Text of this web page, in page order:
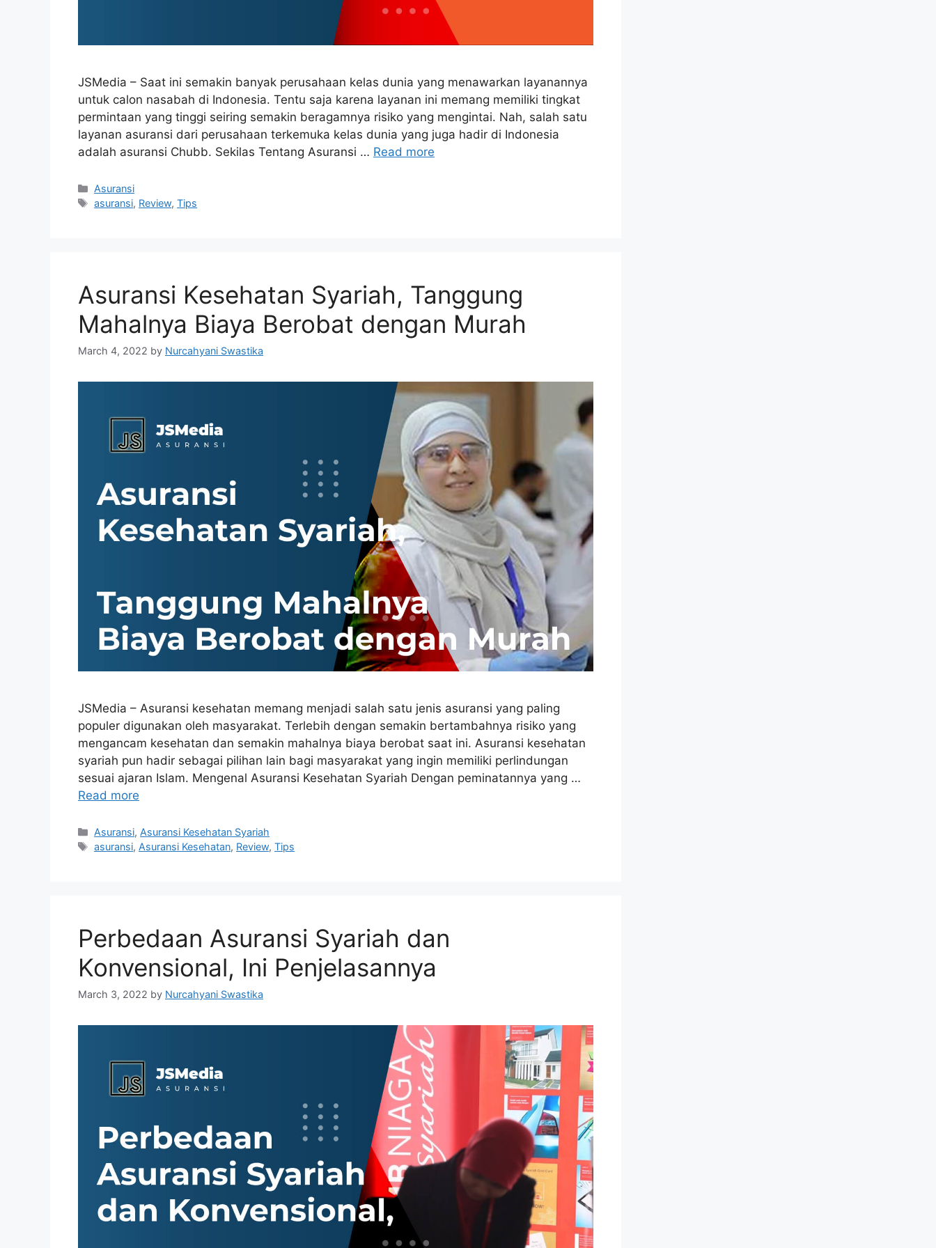
JSMedia – Saat ini semakin banyak perusahaan kelas dunia yang menawarkan layanannya
untuk calon nasabah di Indonesia. Tentu saja karena layanan ini memang memiliki tingkat
permintaan yang tinggi seiring semakin beragamnya risiko yang mengintai. Nah, salah satu
layanan asuransi dari perusahaan terkemuka kelas dunia yang juga hadir di Indonesia
adalah asuransi Chubb. Sekilas Tentang Asuransi … Read more
Categories
Asuransi
Tags
asuransi, Review,Tips
Asuransi Kesehatan Syariah, Tanggung
Mahalnya Biaya Berobat dengan Murah
March 4, 2022 by Nurcahyani Swastika
JSMedia – Asuransi kesehatan memang menjadi salah satu jenis asuransi yang paling
populer digunakan oleh masyarakat. Terlebih dengan semakin bertambahnya risiko yang
mengancam kesehatan dan semakin mahalnya biaya berobat saat ini. Asuransi kesehatan
syariah pun hadir sebagai pilihan lain bagi masyarakat yang ingin memiliki perlindungan
sesuai ajaran Islam. Mengenal Asuransi Kesehatan Syariah Dengan peminatannya yang …
Read more
Categories
Asuransi, Asuransi Kesehatan Syariah
Tags
asuransi, Asuransi Kesehatan, Review,Tips
Perbedaan Asuransi Syariah dan
Konvensional, Ini Penjelasannya
March 3, 2022 by Nurcahyani Swastika